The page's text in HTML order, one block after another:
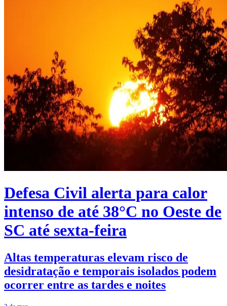
Defesa Civil alerta para calor
intenso de até 38°C no Oeste de
SC até sexta-feira
Altas temperaturas elevam risco de
desidratação e temporais isolados podem
ocorrer entre as tardes e noites